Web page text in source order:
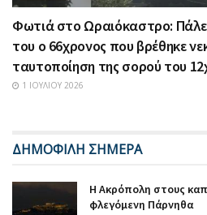
Φωτιά στο Ωραιόκαστρο:
του ο 66χρονος που βρέθηκε
ταυτοποίηση της σορού του
1 ΙΟΥΛΊΟΥ 2026
ΔΗΜΟΦΙΛΗ ΣΗΜΕΡΑ
Η Ακρόπολη στους
φλεγόμενη Πάρνηθα